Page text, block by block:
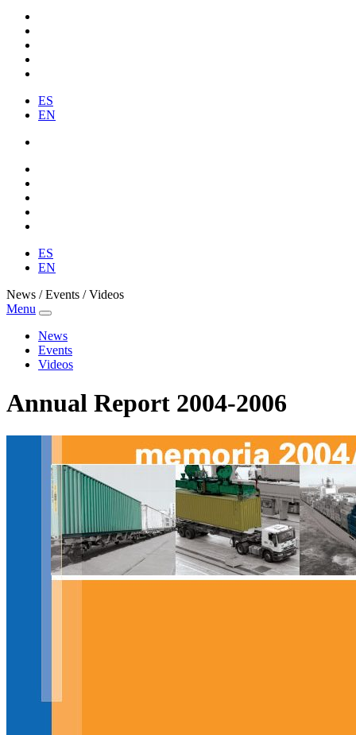
ES
EN
ES
EN
News / Events / Videos
Menu
News
Events
Videos
Annual Report 2004-2006